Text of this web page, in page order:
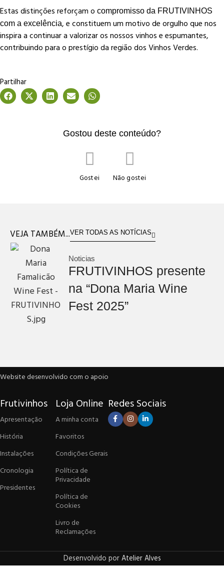
Estas distinções reforçam o compromisso da FRUTIVINHOS
com a excelência, e constituem um motivo de orgulho que nos
inspira a continuar a valorizar os nossos vinhos e espumantes,
contribuindo para o prestígio da região dos Vinhos Verdes.
Partilhar
Gostou deste conteúdo?
Gostei Não gostei
VEJA TAMBÉM...VER TODAS AS NOTÍCIAS
Noticias
FRUTIVINHOS presente
na “Dona Maria Wine
Fest 2025”
Website desenvolvido com o apoio
Frutivinhos
Apresentação
História
Instalações
Cronologia
Presidentes
Loja Online
A minha conta
Favoritos
Condições Gerais
Política de
Privacidade
Política de
Cookies
Livro de
Reclamações
Redes Sociais
Desenvolvido porAtelier Alves